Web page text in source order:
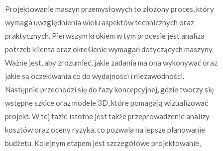
Projektowanie maszyn przemysłowych to złożony proces, który
wymaga uwzględnienia wielu aspektów technicznych oraz
praktycznych. Pierwszym krokiem w tym procesie jest analiza
potrzeb klienta oraz określenie wymagań dotyczących maszyny.
Ważne jest, aby zrozumieć, jakie zadania ma ona wykonywać oraz
jakie są oczekiwania co do wydajności i niezawodności.
Następnie przechodzi się do fazy koncepcyjnej, gdzie tworzy się
wstępne szkice oraz modele 3D, które pomagają wizualizować
projekt. W tej fazie istotne jest także przeprowadzenie analizy
kosztów oraz oceny ryzyka, co pozwala na lepsze planowanie
budżetu. Kolejnym etapem jest szczegółowe projektowanie,